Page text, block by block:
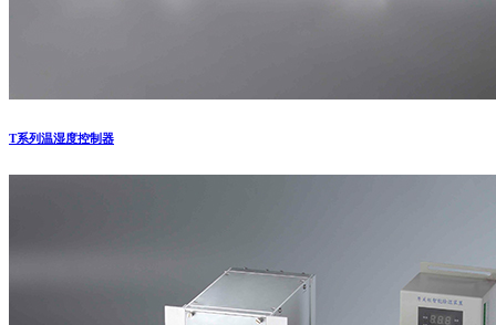
T系列温湿度控制器